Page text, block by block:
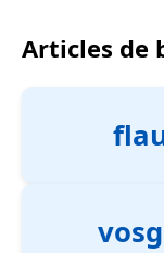
Articles de